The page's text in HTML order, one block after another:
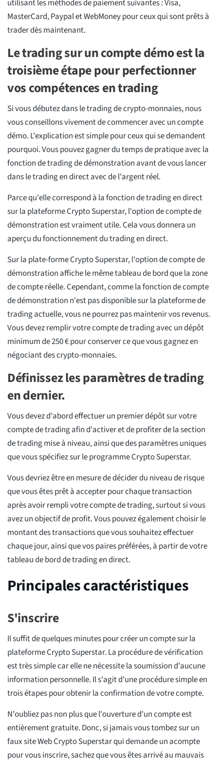
utilisant les méthodes de paiement suivantes : Visa,
MasterCard, Paypal et WebMoney pour ceux qui sont prêts à
trader dès maintenant.
Le trading sur un compte démo est la
troisième étape pour perfectionner
vos compétences en trading
Si vous débutez dans le trading de crypto-monnaies, nous
vous conseillons vivement de commencer avec un compte
démo. L'explication est simple pour ceux qui se demandent
pourquoi. Vous pouvez gagner du temps de pratique avec la
fonction de trading de démonstration avant de vous lancer
dans le trading en direct avec de l'argent réel.
Parce qu'elle correspond à la fonction de trading en direct
sur la plateforme Crypto Superstar, l'option de compte de
démonstration est vraiment utile. Cela vous donnera un
aperçu du fonctionnement du trading en direct.
Sur la plate-forme Crypto Superstar, l'option de compte de
démonstration affiche le même tableau de bord que la zone
de compte réelle. Cependant, comme la fonction de compte
de démonstration n'est pas disponible sur la plateforme de
trading actuelle, vous ne pourrez pas maintenir vos revenus.
Vous devez remplir votre compte de trading avec un dépôt
minimum de 250 € pour conserver ce que vous gagnez en
négociant des crypto-monnaies.
Définissez les paramètres de trading
en dernier.
Vous devez d'abord effectuer un premier dépôt sur votre
compte de trading afin d'activer et de profiter de la section
de trading mise à niveau, ainsi que des paramètres uniques
que vous spécifiez sur le programme Crypto Superstar.
Vous devriez être en mesure de décider du niveau de risque
que vous êtes prêt à accepter pour chaque transaction
après avoir rempli votre compte de trading, surtout si vous
avez un objectif de profit. Vous pouvez également choisir le
montant des transactions que vous souhaitez effectuer
chaque jour, ainsi que vos paires préférées, à partir de votre
tableau de bord de trading en direct.
Principales caractéristiques
S'inscrire
Il suffit de quelques minutes pour créer un compte sur la
plateforme Crypto Superstar. La procédure de vérification
est très simple car elle ne nécessite la soumission d'aucune
information personnelle. Il s'agit d'une procédure simple en
trois étapes pour obtenir la confirmation de votre compte.
N'oubliez pas non plus que l'ouverture d'un compte est
entièrement gratuite. Donc, si jamais vous tombez sur un
faux site Web Crypto Superstar qui demande un acompte
pour vous inscrire, sachez que vous êtes arrivé au mauvais